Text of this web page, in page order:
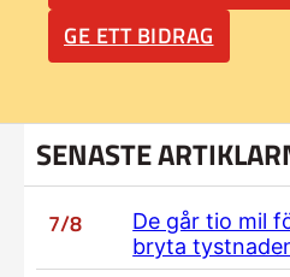
GE ETT BIDRAG
SENASTE
7/8
De går tio mil
bryta